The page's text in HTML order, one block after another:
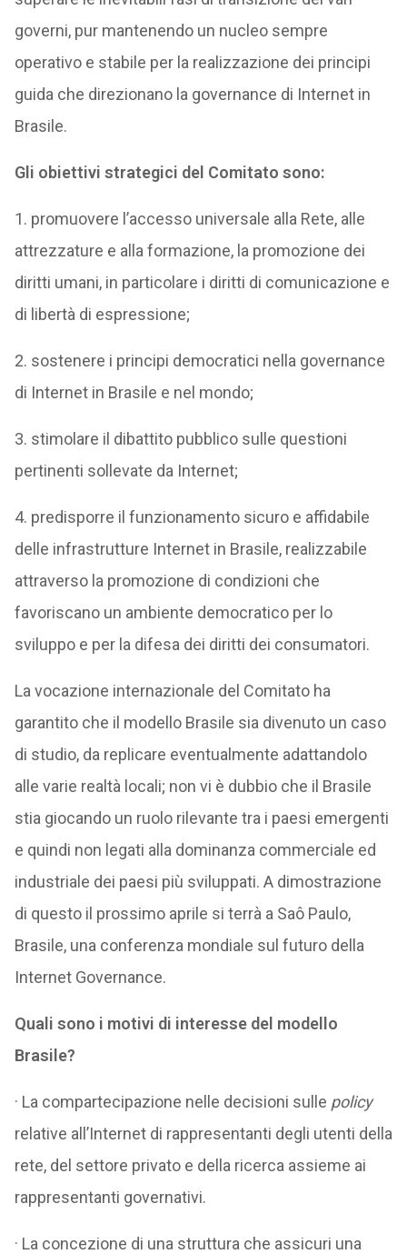
governi, pur mantenendo un nucleo sempre
operativo e stabile per la realizzazione dei principi
guida che direzionano la governance di Internet in
Brasile.
Gli obiettivi strategici del Comitato sono:
1. promuovere l’accesso universale alla Rete, alle
attrezzature e alla formazione, la promozione dei
diritti umani, in particolare i diritti di comunicazione e
di libertà di espressione;
2. sostenere i principi democratici nella governance
di Internet in Brasile e nel mondo;
3. stimolare il dibattito pubblico sulle questioni
pertinenti sollevate da Internet;
4. predisporre il funzionamento sicuro e affidabile
delle infrastrutture Internet in Brasile, realizzabile
attraverso la promozione di condizioni che
favoriscano un ambiente democratico per lo
sviluppo e per la difesa dei diritti dei consumatori.
La vocazione internazionale del Comitato ha
garantito che il modello Brasile sia divenuto un caso
di studio, da replicare eventualmente adattandolo
alle varie realtà locali; non vi è dubbio che il Brasile
stia giocando un ruolo rilevante tra i paesi emergenti
e quindi non legati alla dominanza commerciale ed
industriale dei paesi più sviluppati. A dimostrazione
di questo il prossimo aprile si terrà a Saô Paulo,
Brasile, una conferenza mondiale sul futuro della
Internet Governance.
Quali sono i motivi di interesse del modello
Brasile?
· La compartecipazione nelle decisioni sulle policy
relative all’Internet di rappresentanti degli utenti della
rete, del settore privato e della ricerca assieme ai
rappresentanti governativi.
· La concezione di una struttura che assicuri una